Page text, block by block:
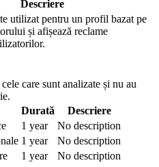
Descriere
utilizat pentru un profil bazat pe
și afișează reclame
care sunt analizate și nu au
Durată
Descriere
1 year
No description
1 year
No description
1 year
No description